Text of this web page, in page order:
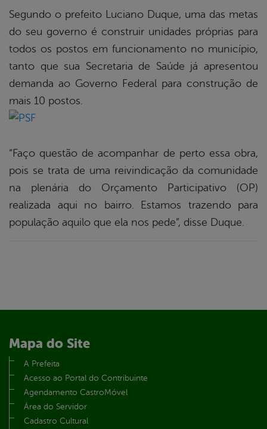
Segundo o prefeito Luciano Duque, uma das metas
do seu governo é construir unidades próprias para
todos os postos em funcionamento no município,
tanto que sua Secretaria de Saúde já apresentou
demanda ao Governo Federal para construção de
mais 10 postos.
“Faço questão de acompanhar de perto essa obra,
pois se trata de uma reivindicação da comunidade
na plenária do Orçamento Participativo (OP)
realizada aqui no bairro. Estamos trazendo para
população aquilo que ela nos pede”, disse Duque.
Mapa do Site
A Prefeita
Acesso ao Portal do Contribuinte
Agendamento CastroMóvel
Área do Servidor
Cadastro Cultural